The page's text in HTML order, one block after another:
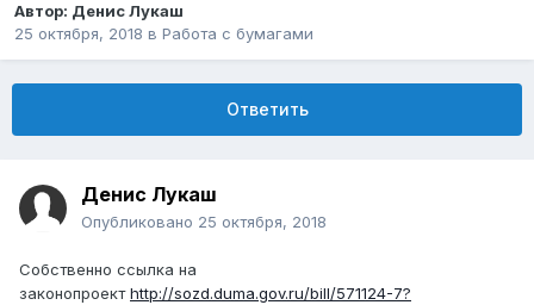
Автор: Денис Лукаш
25 октября, 2018 в Работа с бумагами
Ответить
Денис Лукаш
Опубликовано 25 октября, 2018
Собственно ссылка на
законопроектhttp://sozd.duma.gov.ru/bill/571124-7?